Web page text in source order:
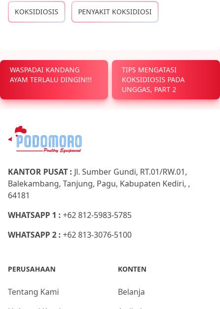
KOKSIDIOSIS PENYAKIT KOKSIDIOSI
WASPADAI KANDANG
AYAM TERLALU DINGIN!!!
TIPS MENGATASI
KOKSIDIOSIS PADA
UNGGAS, PART 2
KANTOR PUSAT : Jl. Sumber Gundi, RT.01/RW.01,
Balekambang, Tanjung, Pagu, Kabupaten Kediri, ,
64181
WHATSAPP 1 : +62 812-5983-5785
WHATSAPP 2 : +62 813-3076-5100
PERUSAHAAN
Tentang Kami
KONTEN
Belanja